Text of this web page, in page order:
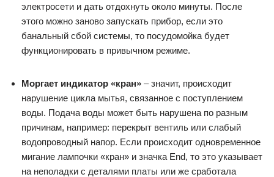
электросети и дать отдохнуть около минуты. После
этого можно заново запускать прибор, если это
банальный сбой системы, то посудомойка будет
функционировать в привычном режиме.
Моргает индикатор «кран» – значит, происходит
нарушение цикла мытья, связанное с поступлением
воды. Подача воды может быть нарушена по разным
причинам, например: перекрыт вентиль или слабый
водопроводный напор. Если происходит одновременное
мигание лампочки «кран» и значка End, то это указывает
на неполадки с деталями платы или же сработала